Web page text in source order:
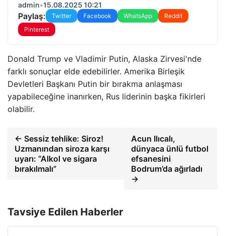
admin•15.08.2025 10:21
Paylaş: Twitter Facebook WhatsApp
Reddit
Pinterest
Donald Trump ve Vladimir Putin, Alaska Zirvesi'nde
farklı sonuçlar elde edebilirler. Amerika Birleşik
Devletleri Başkanı Putin bir bırakma anlaşması
yapabileceğine inanırken, Rus liderinin başka fikirleri
olabilir.
← Sessiz tehlike: Siroz!
Uzmanından siroza karşı
uyarı: “Alkol ve sigara
bırakılmalı”
Acun Ilıcalı,
dünyaca ünlü futbol
efsanesini
Bodrum’da ağırladı
→
Tavsiye Edilen Haberler